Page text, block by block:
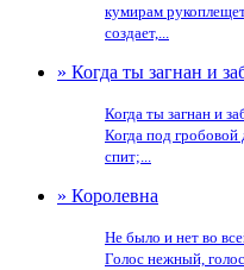
кумирам
создает,...
» Когда ты загнан и
Когда ты загнан и
Когда под гробовой
спит;...
» Королевна
Не было и нет во
Голос нежный,